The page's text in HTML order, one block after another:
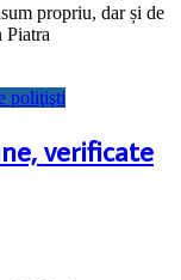
propriu, dar și de
Piatra
verificate